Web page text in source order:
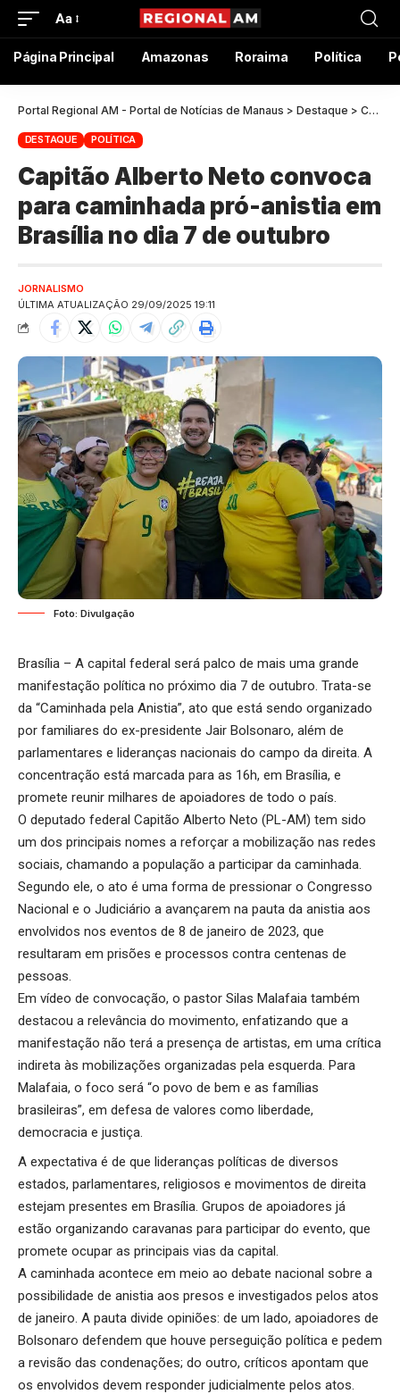
Aa
Página Principal Amazonas Roraima Política
Portal Regional AM - Portal de Notícias de Manaus > Destaque > Capitão Alberto Neto convoca para caminhada pró-anistia em Brasília no dia 7 de outubro
DESTAQUE POLÍTICA
Capitão Alberto Neto convoca
para caminhada pró-anistia em
Brasília no dia 7 de outubro
ÚLTIMA ATUALIZAÇÃO 29/09/2025 19:11
JORNALISMO
Foto: Divulgação
Brasília – A capital federal será palco de mais uma grande
manifestação política no próximo dia 7 de outubro. Trata-se
da “Caminhada pela Anistia”, ato que está sendo organizado
por familiares do ex-presidente Jair Bolsonaro, além de
parlamentares e lideranças nacionais do campo da direita. A
concentração está marcada para as 16h, em Brasília, e
promete reunir milhares de apoiadores de todo o país.
O deputado federal Capitão Alberto Neto (PL-AM) tem sido
um dos principais nomes a reforçar a mobilização nas redes
sociais, chamando a população a participar da caminhada.
Segundo ele, o ato é uma forma de pressionar o Congresso
Nacional e o Judiciário a avançarem na pauta da anistia aos
envolvidos nos eventos de 8 de janeiro de 2023, que
resultaram em prisões e processos contra centenas de
pessoas.
Em vídeo de convocação, o pastor Silas Malafaia também
destacou a relevância do movimento, enfatizando que a
manifestação não terá a presença de artistas, em uma crítica
indireta às mobilizações organizadas pela esquerda. Para
Malafaia, o foco será “o povo de bem e as famílias
brasileiras”, em defesa de valores como liberdade,
democracia e justiça.
A expectativa é de que lideranças políticas de diversos
estados, parlamentares, religiosos e movimentos de direita
estejam presentes em Brasília. Grupos de apoiadores já
estão organizando caravanas para participar do evento, que
promete ocupar as principais vias da capital.
A caminhada acontece em meio ao debate nacional sobre a
possibilidade de anistia aos presos e investigados pelos atos
de janeiro. A pauta divide opiniões: de um lado, apoiadores de
Bolsonaro defendem que houve perseguição política e pedem
a revisão das condenações; do outro, críticos apontam que
os envolvidos devem responder judicialmente pelos atos.